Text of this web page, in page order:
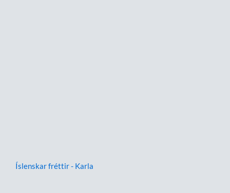
Íslenskar fréttir - Karla